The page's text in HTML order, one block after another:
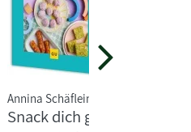
Annina Schäflein
Snack dich groß!